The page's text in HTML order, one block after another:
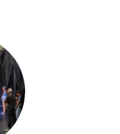
fort sur le